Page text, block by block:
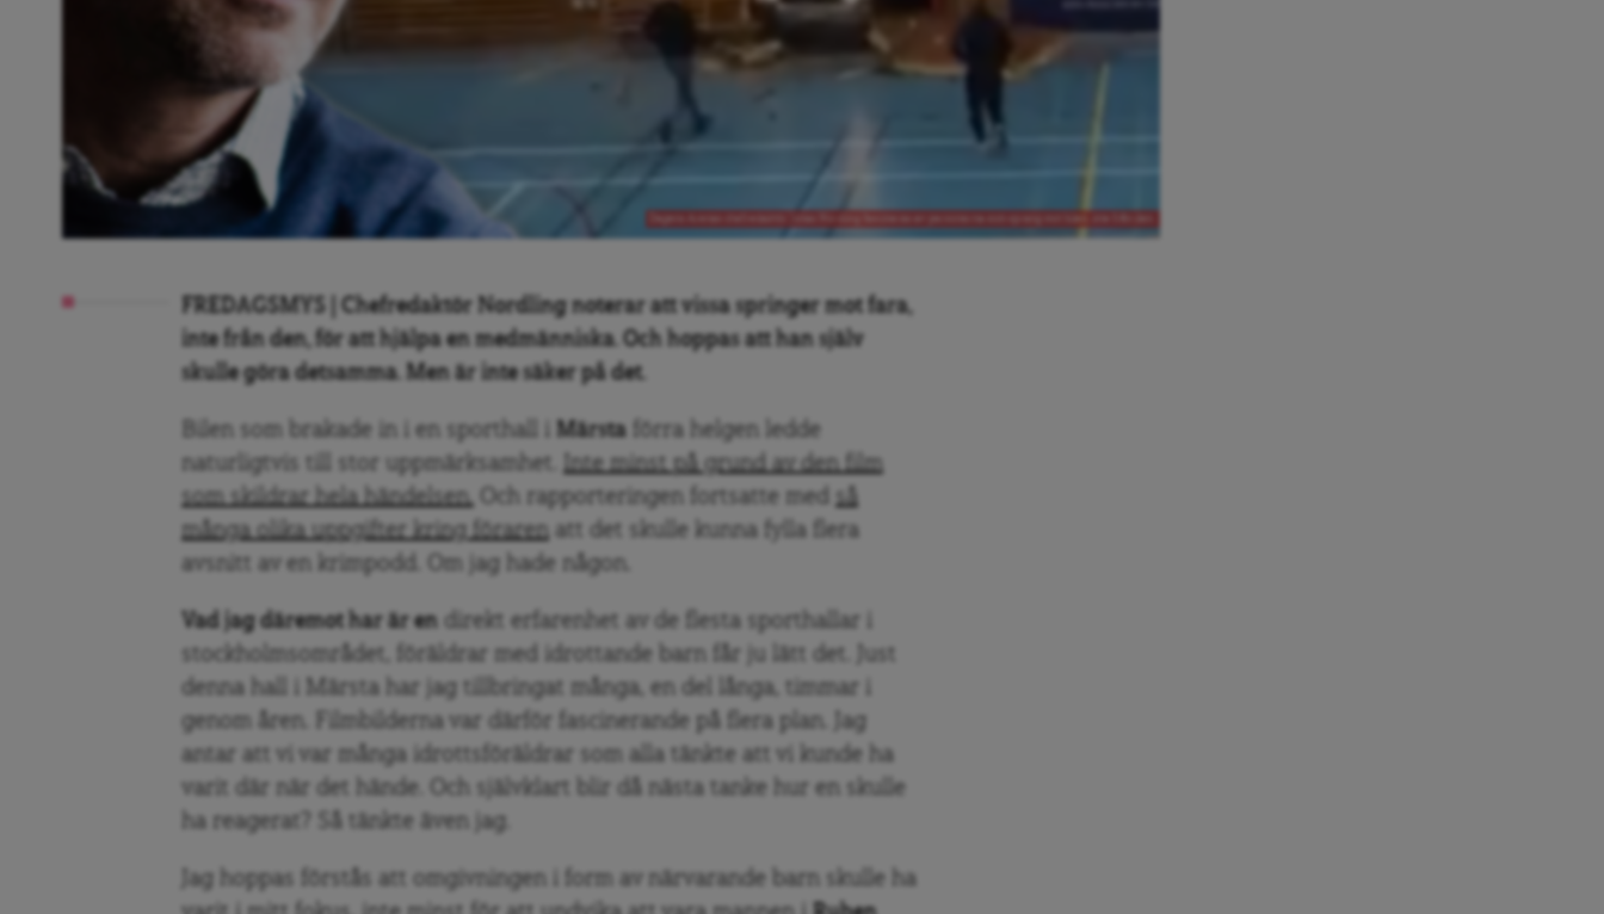
FREDAGSMYS | Chefredaktör Nordling noterar att vissa springer mot fara,
inte från den, för att hjälpa en medmänniska. Och hoppas att han själv
skulle göra detsamma. Men är inte säker på det.
Bilen som brakade in i en sporthall i Märsta förra helgen ledde
naturligtvis till stor uppmärksamhet. Inte minst på grund av den film
som skildrar hela händelsen. Och rapporteringen fortsatte med så
många olika uppgifter kring föraren att det skulle kunna fylla flera
avsnitt av en krimpodd. Om jag hade någon.
Vad jag däremot har är en direkt erfarenhet av de flesta sporthallar i
stockholmsområdet, föräldrar med idrottande barn får ju lätt det. Just
denna hall i Märsta har jag tillbringat många, en del långa, timmar i
genom åren. Filmbilderna var därför fascinerande på flera plan. Jag
antar att vi var många idrottsföräldrar som alla tänkte att vi kunde ha
varit där när det hände. Och självklart blir då nästa tanke hur en skulle
ha reagerat? Så tänkte även jag.
Jag hoppas förstås att omgivningen i form av närvarande barn skulle ha